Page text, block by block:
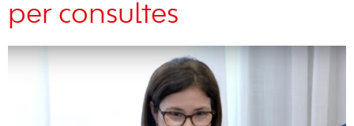
per consultes